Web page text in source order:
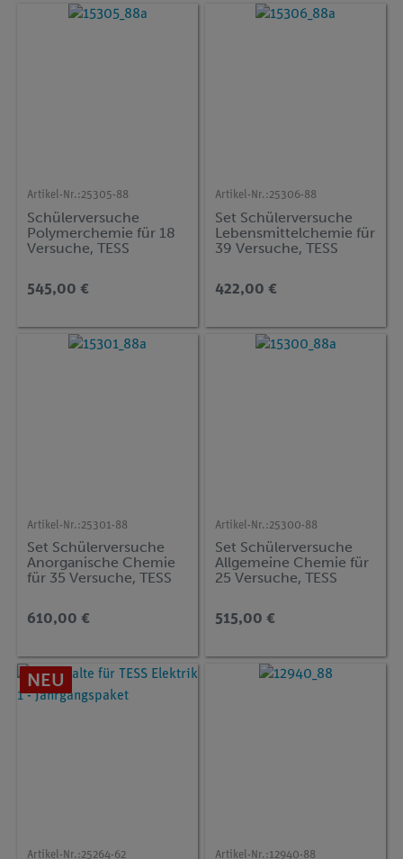
Artikel-Nr.:25305-88
Schülerversuche
Polymerchemie für 18
Versuche, TESS
545,00 €
Artikel-Nr.:25306-88
Set Schülerversuche
Lebensmittelchemie für
39 Versuche, TESS
422,00 €
Artikel-Nr.:25301-88
Set Schülerversuche
Anorganische Chemie
für 35 Versuche, TESS
2
610,00 €
Artikel-Nr.:25300-88
Set Schülerversuche
Allgemeine Chemie für
25 Versuche, TESS
515,00 €
NEU
Artikel-Nr.:25264-62 Artikel-Nr.:12940-88